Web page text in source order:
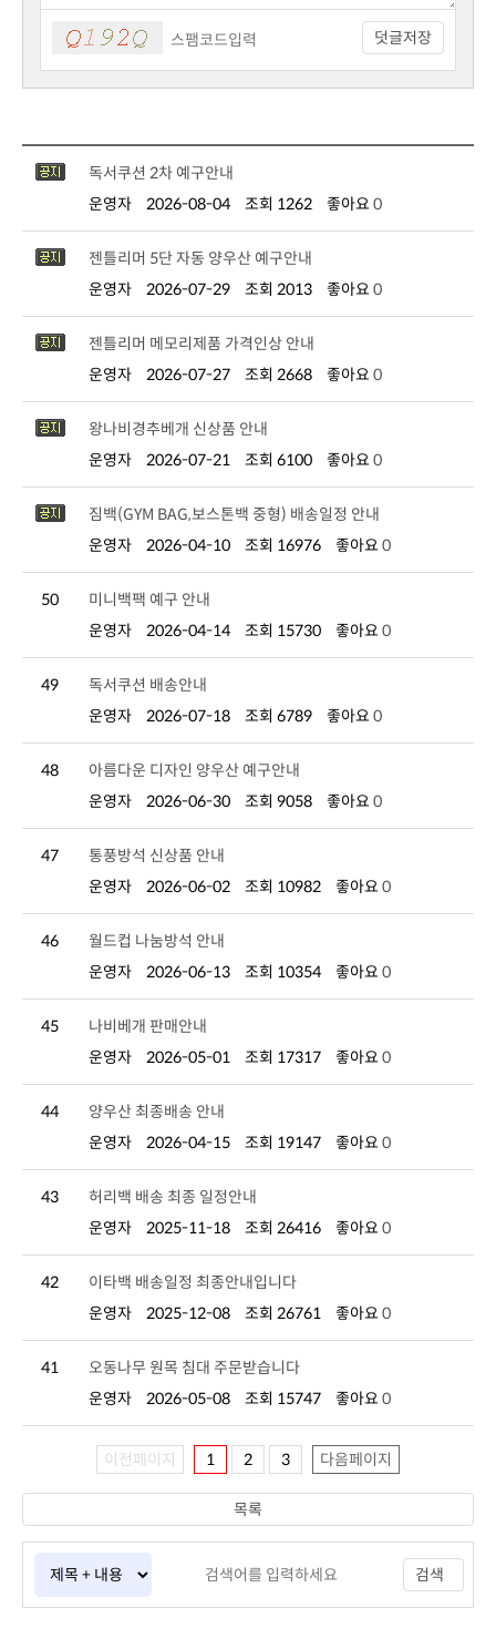
덧글저장
독서쿠션 2차 예구안내
운영자
2026-08-04 조회 1262 좋아요 0
젠틀리머 5단 자동 양우산 예구안내
운영자
2026-07-29 조회 2013 좋아요 0
젠틀리머 메모리제품 가격인상 안내
운영자
2026-07-27 조회 2668 좋아요 0
왕나비경추베개 신상품 안내
운영자
2026-07-21 조회 6100 좋아요 0
짐백(GYM BAG,보스톤백 중형) 배송일정 안내
운영자
2026-04-10 조회 16976 좋아요 0
50
미니백팩 예구 안내
운영자
2026-04-14 조회 15730 좋아요 0
49
독서쿠션 배송안내
운영자
2026-07-18 조회 6789 좋아요 0
48
아름다운 디자인 양우산 예구안내
운영자
2026-06-30 조회 9058 좋아요 0
47
통풍방석 신상품 안내
운영자
2026-06-02 조회 10982 좋아요 0
46
월드컵 나눔방석 안내
운영자
2026-06-13 조회 10354 좋아요 0
45
나비베개 판매안내
운영자
2026-05-01 조회 17317 좋아요 0
44
양우산 최종배송 안내
운영자
2026-04-15 조회 19147 좋아요 0
43
허리백 배송 최종 일정안내
운영자
2025-11-18 조회 26416 좋아요 0
42
이타백 배송일정 최종안내입니다
운영자
2025-12-08 조회 26761 좋아요 0
41
오동나무 원목 침대 주문받습니다
운영자
2026-05-08 조회 15747 좋아요 0
이전페이지 1 2 3 다음페이지
검색
목록